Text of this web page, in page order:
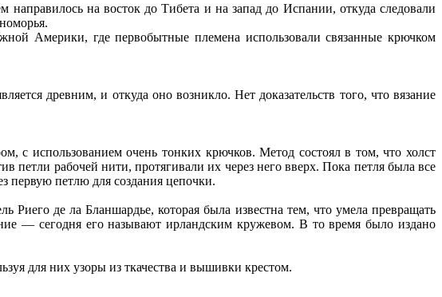
направилось на восток до Тибета и на запад до Испании, откуда следовали
Америки, где первобытные племена использовали связанные крючком
древним, и откуда оно возникло. Нет доказательств того, что вязание
с использованием очень тонких крючков. Метод состоял в том, что холст
петли рабочей нити, протягивали их через него вверх. Пока петля была все
первую петлю для создания цепочки.
де ла Бланшардье, которая была известна тем, что умела превращать
— сегодня его называют ирландским кружевом. В то время было издано
для них узоры из ткачества и вышивки крестом.